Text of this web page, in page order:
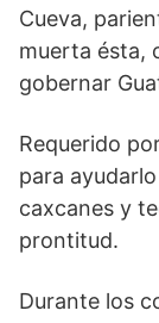
Cueva,
muerta ésta,
gobernar
Requerido
para
caxcanes y
prontitud.
Durante los